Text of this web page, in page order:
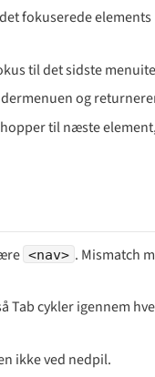
fokuserede
til det sidste
og
til næste
<nav> . Mismatch
Tab cykler igennem
ikke ved nedpil.